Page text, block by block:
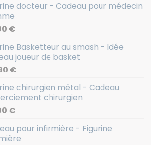
docteur - Cadeau pour médecin
€
Basketteur au smash - Idée
joueur de basket
€
chirurgien métal - Cadeau
chirurgien
€
pour infirmière - Figurine